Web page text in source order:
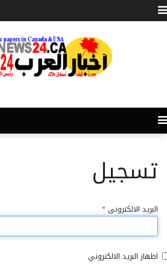
تسجيل
البريد الالكترونى *
اظهار البريد الالكتروني